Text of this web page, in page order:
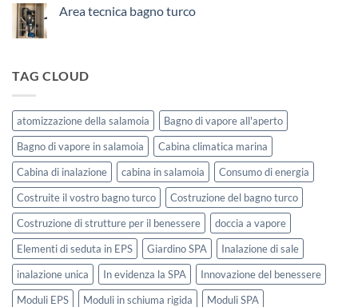
esterna
SOLEUM
uso
esterno
Area tecnica bagno turco
bagno
TAG CLOUD
atomizzazione della salamoia
Bagno di vapore all'aperto
Bagno di vapore in salamoia
Cabina climatica marina
Cabina di inalazione
cabina in salamoia
Consumo di energia
Costruite il vostro bagno turco
Costruzione del bagno turco
Costruzione di strutture per il benessere
doccia a vapore
Elementi di seduta in EPS
Giardino SPA
Inalazione di sale
inalazione unica
In evidenza la SPA
Innovazione del benessere
Moduli EPS
Moduli in schiuma rigida
Moduli SPA